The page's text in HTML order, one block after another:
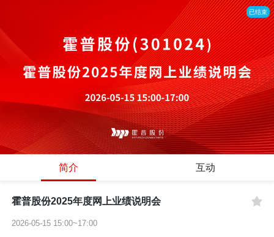
已结束
简介 互动
霍普股份2025年度网上业绩说明会
2026-05-15 15:00~17:00